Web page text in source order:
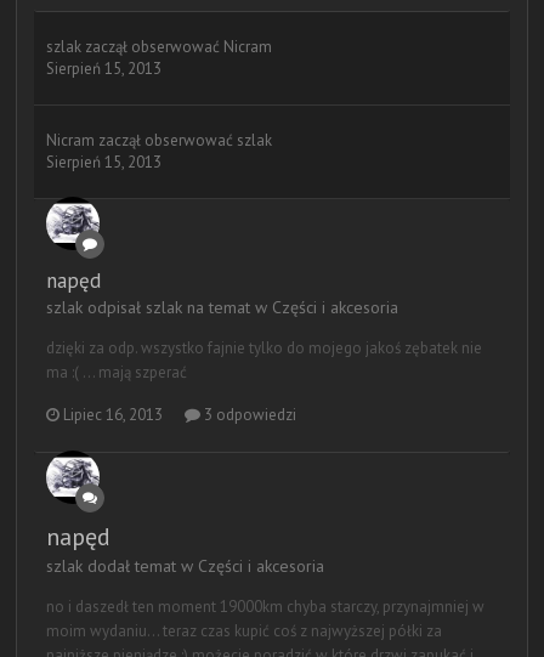
szlak zaczął obserwować Nicram
Sierpień 15, 2013
Nicram zaczął obserwować szlak
Sierpień 15, 2013
napęd
szlak odpisał szlak na temat w Części i akcesoria
dzięki za odp. wszystko fajnie tylko do mojego jakoś zębatek nie
ma :( ... mają szperać
Lipiec 16, 2013 3 odpowiedzi
napęd
szlak dodał temat w Części i akcesoria
no i daszedł ten moment 19000km chyba starczy, przynajmniej w
moim wydaniu... teraz czas kupić coś z najwyższej półki za